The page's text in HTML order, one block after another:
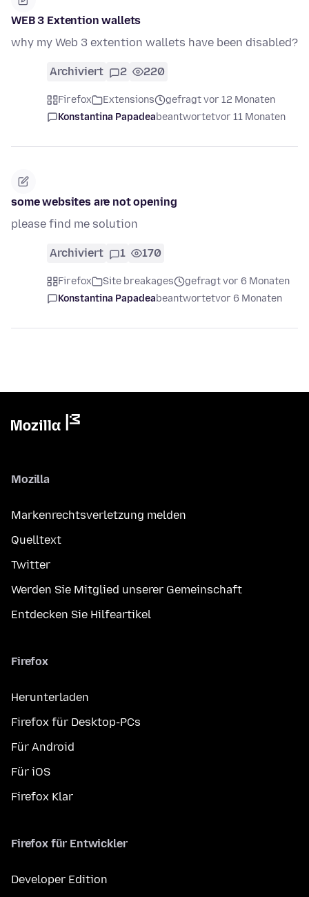
WEB 3 Extention wallets
why my Web 3 extention wallets have been disabled?
Archiviert 2 220
Firefox Extensions
gefragt vor 12 Monaten
Konstantina Papadeabeantwortetvor 11 Monaten
some websites are not opening
please find me solution
Archiviert 1 170
Firefox Site breakages
gefragt vor 6 Monaten
Konstantina Papadeabeantwortetvor 6 Monaten
Mozilla
Markenrechtsverletzung melden
Quelltext
Twitter
Werden Sie Mitglied unserer Gemeinschaft
Entdecken Sie Hilfeartikel
Firefox
Herunterladen
Firefox für Desktop-PCs
Für Android
Für iOS
Firefox Klar
Firefox für Entwickler
Developer Edition